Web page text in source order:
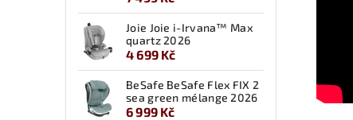
Joie Joie i-Irvana™ Max
quartz 2026
4 699 Kč
BeSafe BeSafe Flex FIX 2
sea green mélange 2026
6 999 Kč